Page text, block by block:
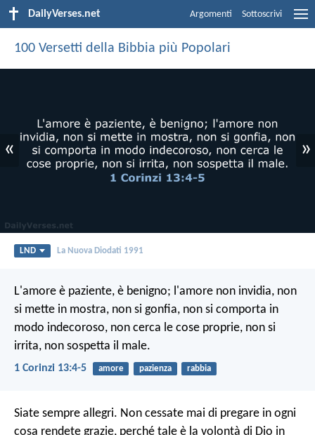
DailyVerses.net Argomenti Sottoscrivi
100 Versetti della Bibbia più Popolari
« »
LND La Nuova Diodati 1991
L'amore è paziente, è benigno; l'amore non invidia, non
si mette in mostra, non si gonfia, non si comporta in
modo indecoroso, non cerca le cose proprie, non si
irrita, non sospetta il male.
1 Corinzi 13:4-5 amore pazienza rabbia
Siate sempre allegri. Non cessate mai di pregare in ogni
cosa rendete grazie, perché tale è la volontà di Dio in